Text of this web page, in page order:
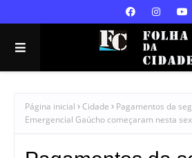
Página inicial Cidade
Pagamentos da
Emergencial Gaúcho começaram nesta